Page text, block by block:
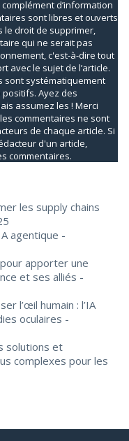
d’information
sont libres et ouverts
le droit de supprimer,
qui ne serait pas
c'est-à-dire tout
avec le sujet de l’article.
sont systématiquement
Ayez des
assumez les ! Merci
commentaires ne sont
de chaque article. Si
d'un article,
commentaires.
les supply chains
agentique -
apporter une
et ses alliés -
l’œil humain : l’IA
oculaires -
solutions et
complexes pour les